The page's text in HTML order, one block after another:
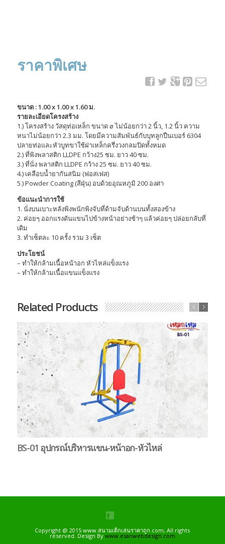
ราคาพิเศษ
ขนาด : 1.00 x 1.00 x 1.60 ม.
รายละเอียดโครงสร้าง
1.) โครงสร้าง วัสดุท่อเหล็ก ขนาด ø ไม่น้อยกว่า 2 นิ้ว, 1.2 นิ้ว ความ
หนาไม่น้อยกว่า 2.3 มม. โดยมีความสัมพันธ์กับบุทลูกปืนเบอร์ 6304
ปลายท่อและหัวบูทขาใช้ฝาเหล็กครึ่งวงกลมปิดทั้งหมด
2.) ที่พิงพลาสติก LLDPE กว้าง25 ซม. ยาว 40 ซม.
3.) ที่นั่ง พลาสติก LLDPE กว้าง 25 ซม. ยาว 40 ซม.
4.) เคลือบน้ำยากันสนิม (ฟอสเฟส)
5.) Powder Coating (สีฝุ่น) อบด้วยอุณหภูมิ 200 องศา
ข้อแนะนำการใช้
1. นั่งบนเบาะหลังพิงพนักพิงจับที่ด้ามจับด้านบนทั้งสองข้าง
2. ค่อยๆ ออกแรงดันแขนไปข้างหน้าอย่างช้าๆ แล้วค่อยๆ ปล่อยกลับที่
เดิม
3. ทำเซ็ตละ 10 ครั้ง รวม 3 เซ็ต
ประโยชน์
– ทำให้กล้ามเนื้อหน้าอก หัวไหล่แข็งแรง
– ทำให้กล้ามเนื้อแขนแข็งแรง
Related Products
BS-01 อุปกรณ์บริหารแขน-หน้าอก-หัวไหล่
Copyright @ 2015 www.สนามเด็กเล่นราคาถูก.com, All rights
reserved. Design By www.esanwebdesign.com